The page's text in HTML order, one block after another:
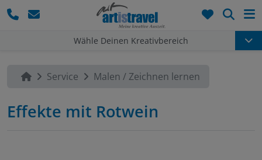
Wähle Deinen Kreativbereich
Service Malen / Zeichnen lernen
Effekte mit Rotwein